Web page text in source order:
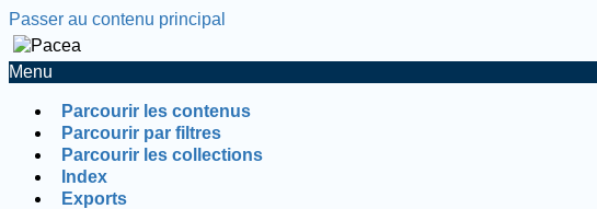
Passer au contenu principal
Menu
Parcourir les contenus
Parcourir par filtres
Parcourir les collections
Index
Exports